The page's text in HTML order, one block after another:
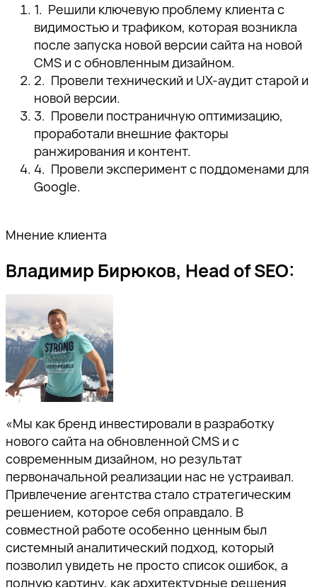
Решили ключевую проблему клиента с
видимостью и трафиком, которая возникла
после запуска новой версии сайта на новой
CMS и с обновленным дизайном.
Провели технический и UX-аудит старой и
новой версии.
Провели постраничную оптимизацию,
проработали внешние факторы
ранжирования и контент.
Провели эксперимент с поддоменами для
Google.
Мнение клиента
Владимир Бирюков, Head of SEO:
«Мы как бренд инвестировали в разработку
нового сайта на обновленной CMS и с
современным дизайном, но результат
первоначальной реализации нас не устраивал.
Привлечение агентства стало стратегическим
решением, которое себя оправдало. В
совместной работе особенно ценным был
системный аналитический подход, который
позволил увидеть не просто список ошибок, а
полную картину, как архитектурные решения